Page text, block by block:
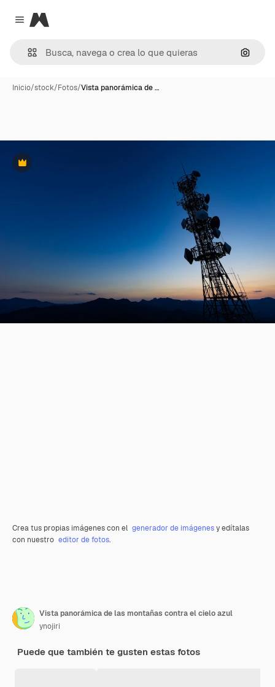
Close menu
Magnific
Inicio/stock/Fotos/Vista panorámica de …
Premium
Crea tus propias imágenes con el generador de imágenesy edítalas
con nuestro editor de fotos.
Vista panorámica de las montañas contra el cielo azul
ynojiri
Puede que también te gusten estas fotos